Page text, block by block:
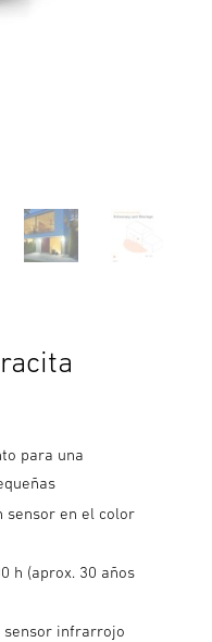
para una
sensor en el color
h (aprox. 30 años
sensor infrarrojo